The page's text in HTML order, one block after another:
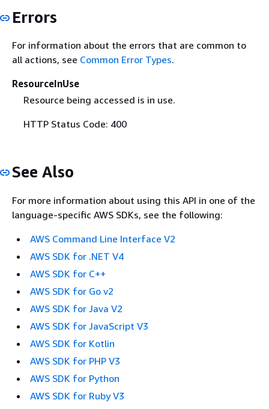
Errors
For information about the errors that are common to
all actions, see Common Error Types.
ResourceInUse
Resource being accessed is in use.
HTTP Status Code: 400
See Also
For more information about using this API in one of the
language-specific AWS SDKs, see the following:
AWS Command Line Interface V2
AWS SDK for .NET V4
AWS SDK for C++
AWS SDK for Go v2
AWS SDK for Java V2
AWS SDK for JavaScript V3
AWS SDK for Kotlin
AWS SDK for PHP V3
AWS SDK for Python
AWS SDK for Ruby V3